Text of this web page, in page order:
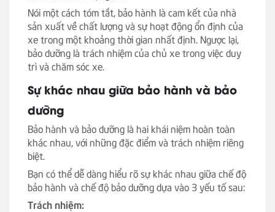
Nói một cách tóm tắt, bảo hành là cam kết của nhà
sản xuất về chất lượng và sự hoạt động ổn định của
xe trong một khoảng thời gian nhất định. Ngược lại,
bảo dưỡng là trách nhiệm của chủ xe trong việc duy
trì và chăm sóc xe.
Sự khác nhau giữa bảo hành và bảo
dưỡng
Bảo hành và bảo dưỡng là hai khái niệm hoàn toàn
khác nhau, với những đặc điểm và trách nhiệm riêng
biệt.
Bạn có thể dễ dàng hiểu rõ sự khác nhau giữa chế độ
bảo hành và chế độ bảo dưỡng dựa vào 3 yếu tố sau:
Trách nhiệm: